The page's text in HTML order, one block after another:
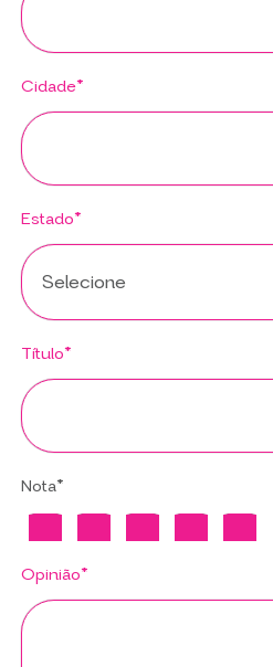
Cidade*
Estado*
Título*
Nota*
Opinião*